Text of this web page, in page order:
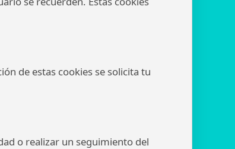
de estas cookies se solicita tu
o realizar un seguimiento del